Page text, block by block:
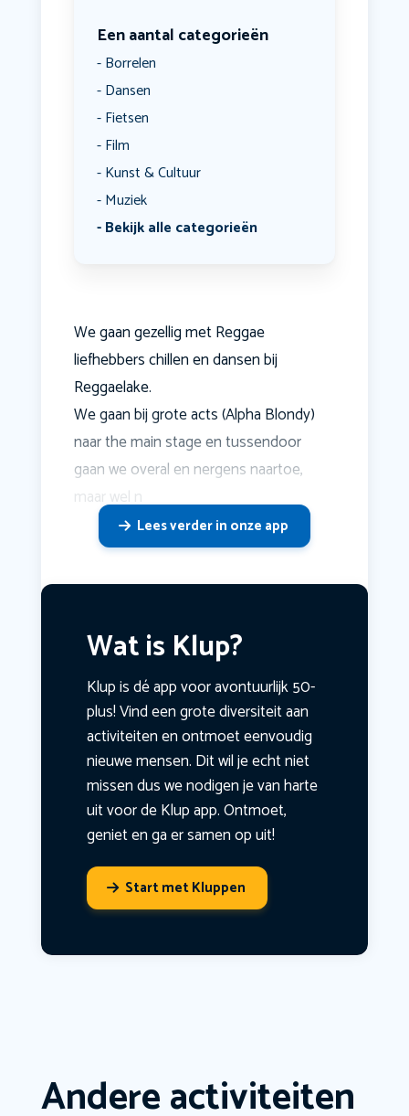
Een aantal categorieën
Borrelen
Dansen
Fietsen
Film
Kunst & Cultuur
Muziek
Bekijk alle categorieën
We gaan gezellig met Reggae
liefhebbers chillen en dansen bij
Reggaelake.
We gaan bij grote acts (Alpha Blondy)
naar the main stage en tussendoor
gaan we overal en nergens naartoe,
maar wel n
Lees verder in onze app
Wat is Klup?
Klup is dé app voor avontuurlijk 50-
plus! Vind een grote diversiteit aan
activiteiten en ontmoet eenvoudig
nieuwe mensen. Dit wil je echt niet
missen dus we nodigen je van harte
uit voor de Klup app. Ontmoet,
geniet en ga er samen op uit!
Start met Kluppen
Andere activiteiten